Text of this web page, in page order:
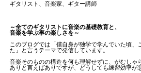
ギタリスト、音楽家、ギター講師
～全てのギタリストに音楽の基礎教育と、
音楽を学ぶ事の楽しさを～
このブログでは「僕自身が独学で学んでいた頃、
た」と言うテーマで発信しています。
音楽そのものの構造を何も理解せずに、がむしゃ
ありと言えばありですが、どうしても練習効率が